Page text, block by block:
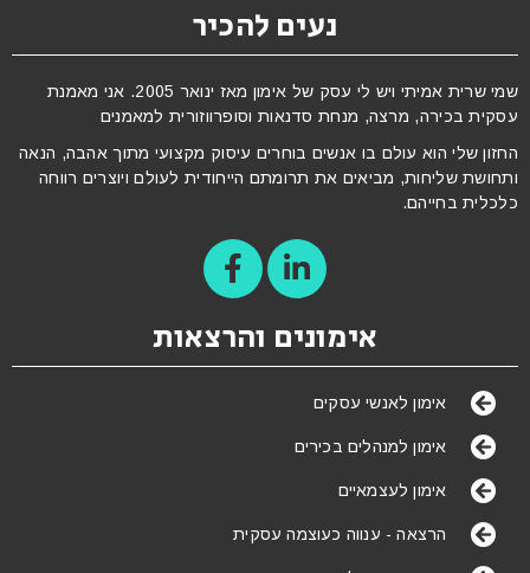
נעים להכיר
שמי שרית אמיתי ויש לי עסק של אימון מאז ינואר 2005. אני מאמנת
עסקית בכירה, מרצה, מנחת סדנאות וסופרווזורית למאמנים
החזון שלי הוא עולם בו אנשים בוחרים עיסוק מקצועי מתוך אהבה, הנאה
ותחושת שליחות, מביאים את תרומתם הייחודית לעולם ויוצרים רווחה
כלכלית בחייהם.
אימונים והרצאות
אימון לאנשי עסקים
אימון למנהלים בכירים
אימון לעצמאיים
הרצאה - ענווה כעוצמה עסקית